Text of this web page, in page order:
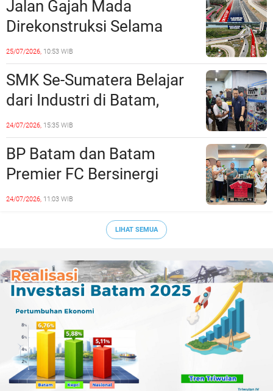
Jalan Gajah Mada
Direkonstruksi Selama
Empat Minggu, Ini Skema
Rekayasa Lalu Lintasnya
25/07/2026, 10:53 WIB
SMK Se-Sumatera Belajar
dari Industri di Batam,
Siapkan Lulusan Siap Kerja
Era Digital
24/07/2026, 15:35 WIB
BP Batam dan Batam
Premier FC Bersinergi
Cetak Generasi Emas
24/07/2026, 11:03 WIB
LIHAT SEMUA